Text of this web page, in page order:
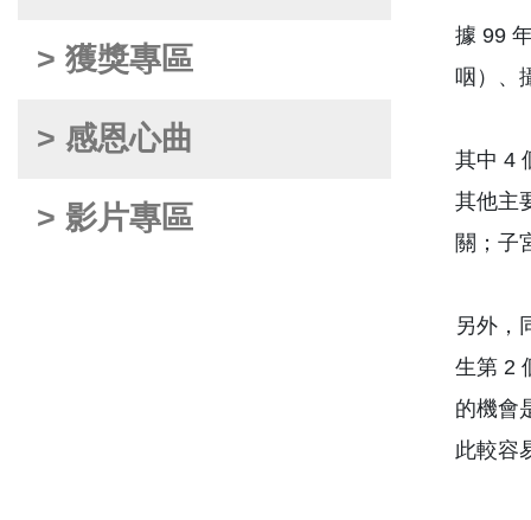
> 獲獎專區
> 感恩心曲
> 影片專區
據 99
咽）、
其中 4
其他主
關；子
另外，
生第 2
的機會
此較容